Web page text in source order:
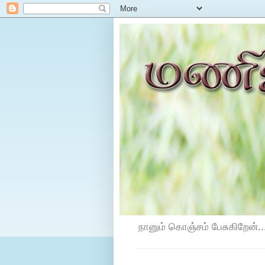
நானும் கொஞ்சம்